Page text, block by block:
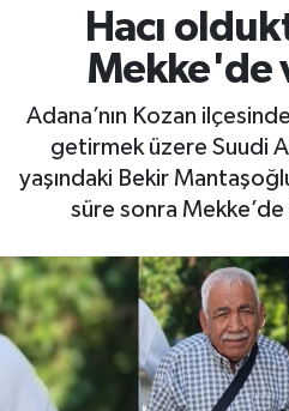
Hacı
Mekke'de
Adana’nın Kozan
getirmek üzere Suudi
yaşındaki Bekir
süre sonra
Ekonomi
Güncel
Haberde İnsan
Kültür Sanat
Magazin
Manşet Altı
Tüm Manşetler
Haber Arşivi